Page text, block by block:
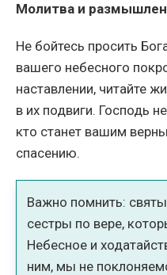
Молитва и
Не бойтесь просить
вашего небесного
наставлении, читайте
в их подвиги. Господь
кто станет вашим
спасению.
Важно помнить:
сестры по вере,
Небесное и
ним, мы не